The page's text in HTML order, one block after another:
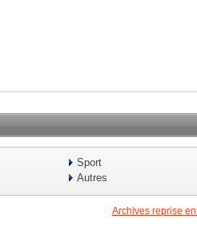
Sport
Autres
Archives reprise